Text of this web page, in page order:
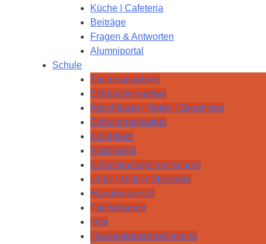
Küche | Cafeteria
Beiträge
Fragen & Antworten
Alumniportal
Schule
Stellenangebote
Schüler:in werden
Abschlüsse I Noten I Zeugnisse
Schulorganisation
Kollegium
Pädagogik
Schutzkonzept der Schule
Unter I Mittel I Oberstufe
Hauptunterricht
Fächerkanon
Hort
Hausaufgabenbegleitung